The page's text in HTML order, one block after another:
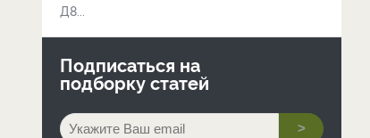
Д8...
Подписаться на
подборку статей
>